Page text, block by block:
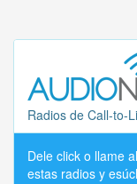
Radios de Call-to-
Dele click o llame
estas radios y